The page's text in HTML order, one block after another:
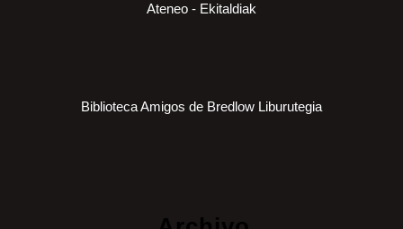
Ateneo - Ekitaldiak
Biblioteca Amigos de Bredlow Liburutegia